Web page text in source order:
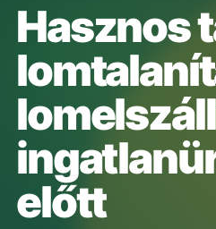
Hasznos
előtt